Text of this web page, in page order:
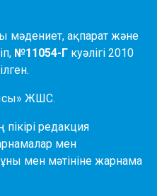
мәдениет, ақпарат және
№11054-Г куәлігі 2010
ЖШС.
редакция
мен
мен мәтініне жарнама